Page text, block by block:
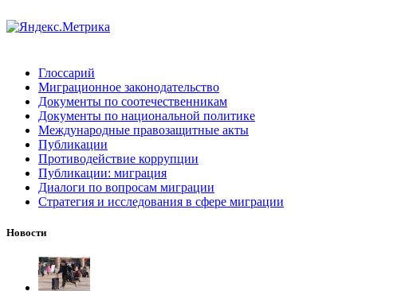
Глоссарий
Миграционное законодательство
Документы по соотечественникам
Документы по национальной политике
Международные правозащитные акты
Публикации
Противодействие коррупции
Публикации: миграция
Диалоги по вопросам миграции
Стратегия и исследования в сфере миграции
Новости